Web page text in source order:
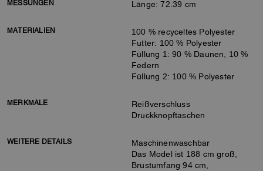
MESSUNGEN Länge: 72.39 cm
MATERIALIEN
100 % recyceltes Polyester
Futter: 100 % Polyester
Füllung 1: 90 % Daunen, 10 %
Federn
Füllung 2: 100 % Polyester
MERKMALE
Reißverschluss
Druckknopftaschen
WEITERE DETAILS
Maschinenwaschbar
Das Model ist 188 cm groß,
Brustumfang 94 cm,